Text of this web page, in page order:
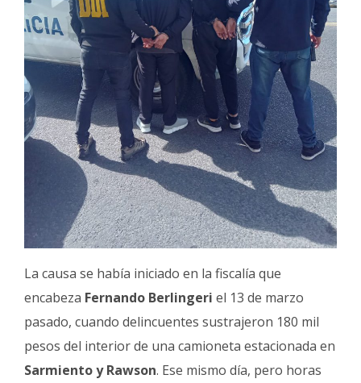
La causa se había iniciado en la fiscalía que
encabeza Fernando Berlingeri el 13 de marzo
pasado, cuando delincuentes sustrajeron 180 mil
pesos del interior de una camioneta estacionada en
Sarmiento y Rawson. Ese mismo día, pero horas